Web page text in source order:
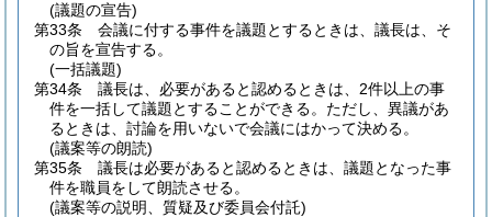
(議題の宣告)
第33条
会議に付する事件を議題とするときは、議長は、そ
の旨を宣告する。
(一括議題)
第34条
議長は、必要があると認めるときは、2件以上の事
件を一括して議題とすることができる。 ただし、異議があ
るときは、討論を用いないで会議にはかって決める。
(議案等の朗読)
第35条
議長は必要があると認めるときは、議題となった事
件を職員をして朗読させる。
(議案等の説明、質疑及び委員会付託)